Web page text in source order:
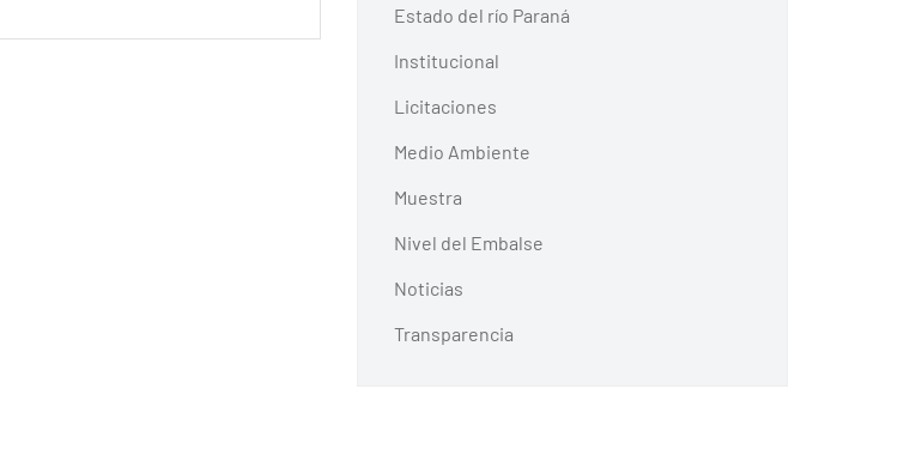
Estado del río Paraná
Institucional
Licitaciones
Medio Ambiente
Muestra
Nivel del Embalse
Noticias
Transparencia